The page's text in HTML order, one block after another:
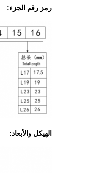
رمز رقم الجزء:
الهيكل والأبعاد: